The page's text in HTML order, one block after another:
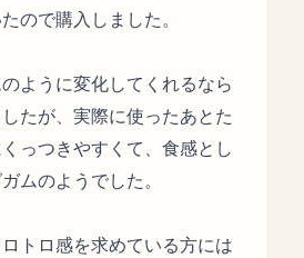
ので購入しました。
ように変化してくれるなら
たが、実際に使ったあとた
っつきやすくて、食感とし
ムのようでした。
トロ感を求めている方には